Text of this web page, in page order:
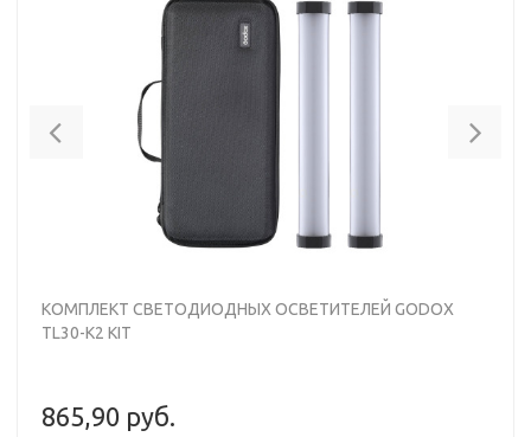
Previous
КОМПЛЕКТ СВЕТОДИОДНЫХ ОСВЕТИТЕЛЕЙ GODOX
TL30-K2 KIT
865,90 руб.